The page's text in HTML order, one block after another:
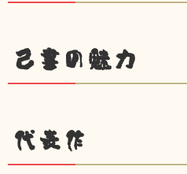
己書の魅力
代表作